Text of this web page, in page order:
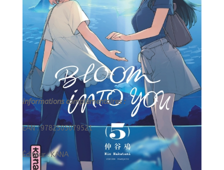
Informations complémentaires :
EAN : 9782505079521
Éditeur : KANA